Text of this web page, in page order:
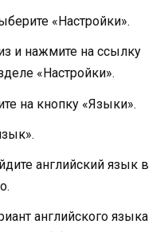
«Настройки».
и нажмите на ссылку
«Настройки».
на кнопку «Языки».
английский язык в
английского языка